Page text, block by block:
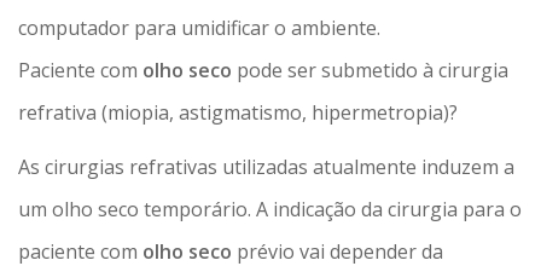
computador para umidificar o ambiente.
Paciente com olho seco pode ser submetido à cirurgia
refrativa (miopia, astigmatismo, hipermetropia)?
As cirurgias refrativas utilizadas atualmente induzem a
um olho seco temporário. A indicação da cirurgia para o
paciente com olho seco prévio vai depender da